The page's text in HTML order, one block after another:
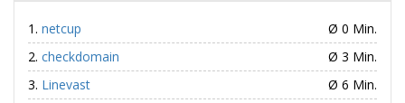
netcup
Ø 0 Min.
checkdomain
Ø 3 Min.
Linevast
Ø 6 Min.